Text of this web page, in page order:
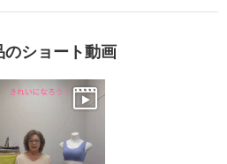
のショート動画